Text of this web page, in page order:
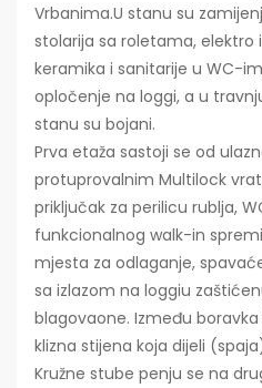
Vrbanima.U stanu su
stolarija sa roletama, elektro
keramika i sanitarije u WC-
opločenje na loggi, a u
stanu su bojani.
Prva etaža sastoji se od
protuprovalnim Multilock
priključak za perilicu rublja,
funkcionalnog walk-in
mjesta za odlaganje,
sa izlazom na loggiu
blagovaone. Između
klizna stijena koja dijeli
Kružne stube penju se na